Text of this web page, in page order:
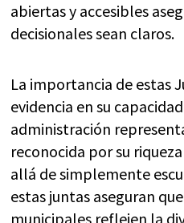
abiertas y accesibles
decisionales sean claros.
La importancia de estas
evidencia en su
administración
reconocida por su
allá de simplemente
estas juntas aseguran
municipales reflejen la